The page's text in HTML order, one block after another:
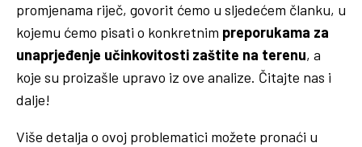
promjenama riječ, govorit ćemo u sljedećem članku, u
kojemu ćemo pisati o konkretnim preporukama za
unaprjeđenje učinkovitosti zaštite na terenu, a
koje su proizašle upravo iz ove analize. Čitajte nas i
dalje!
Više detalja o ovoj problematici možete pronaći u